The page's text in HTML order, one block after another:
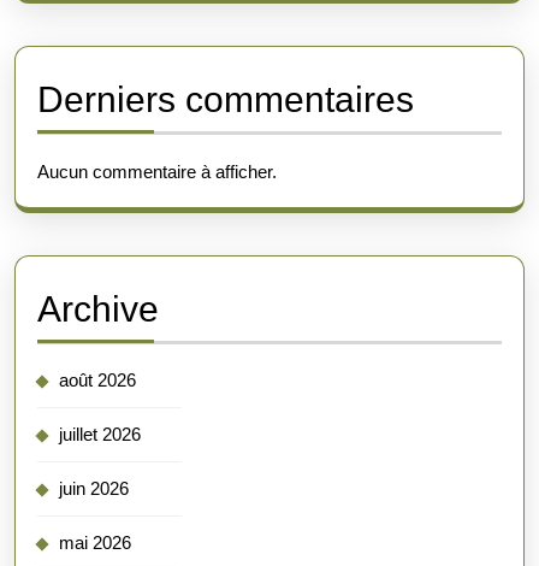
Derniers commentaires
Aucun commentaire à afficher.
Archive
août 2026
juillet 2026
juin 2026
mai 2026